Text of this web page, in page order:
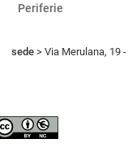
Periferie
sede > Via Merulana, 19